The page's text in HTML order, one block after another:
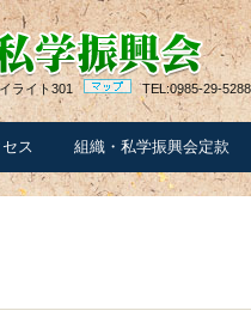
イライト301 TEL:0985-29-5288
ス 組織・私学振興会定款